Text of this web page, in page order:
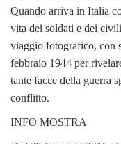
Quando arriva in Italia
vita dei soldati e dei
viaggio fotografico, con
febbraio 1944 per
tante facce della guerra
conflitto.
INFO MOSTRA